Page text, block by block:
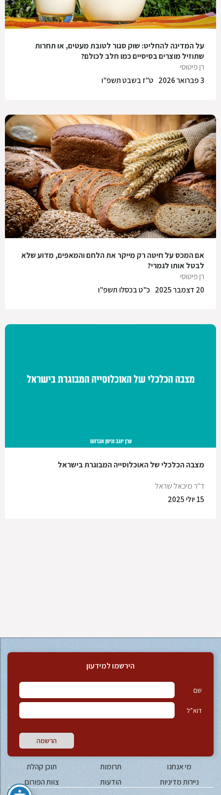
על המדינה להחליט: שוק סגור לטובת מעטים, או תחרות
שתוזיל מוצרים בסיסיים כמו חלב לכולם?
רן פיטוסי
ט"ז בשבט תשפ"ו
3 פברואר 2026
אם המכס על חיטה רק מייקר את הלחם והמאפים, מדוע שלא
לבטל אותו לגמרי?
רן פיטוסי
כ"ט בכסלו תשפ"ו
20 דצמבר 2025
מצבה הכלכלי של האוכלוסייה המבוגרת בישראל
ד"ר מיכאל שראל
15 יולי 2025
הירשמו למידעון
שם
דוא”ל
הרשמה
מי אנחנו תרומות
תוכן קהלת
ניירות מדיניות
הודעות צוות הפורום